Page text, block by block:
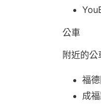
公車
附近的公
福
成